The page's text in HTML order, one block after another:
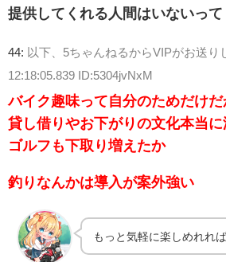
提供してくれる人間はいないって
44: 以下、5ちゃんねるからVIPがお送り
12:18:05.839 ID:5304jvNxM
バイク趣味って自分のためだけだ
貸し借りやお下がりの文化本当
ゴルフも下取り増えたか
釣りなんかは導入が案外強い
もっと気軽に楽しめれれ